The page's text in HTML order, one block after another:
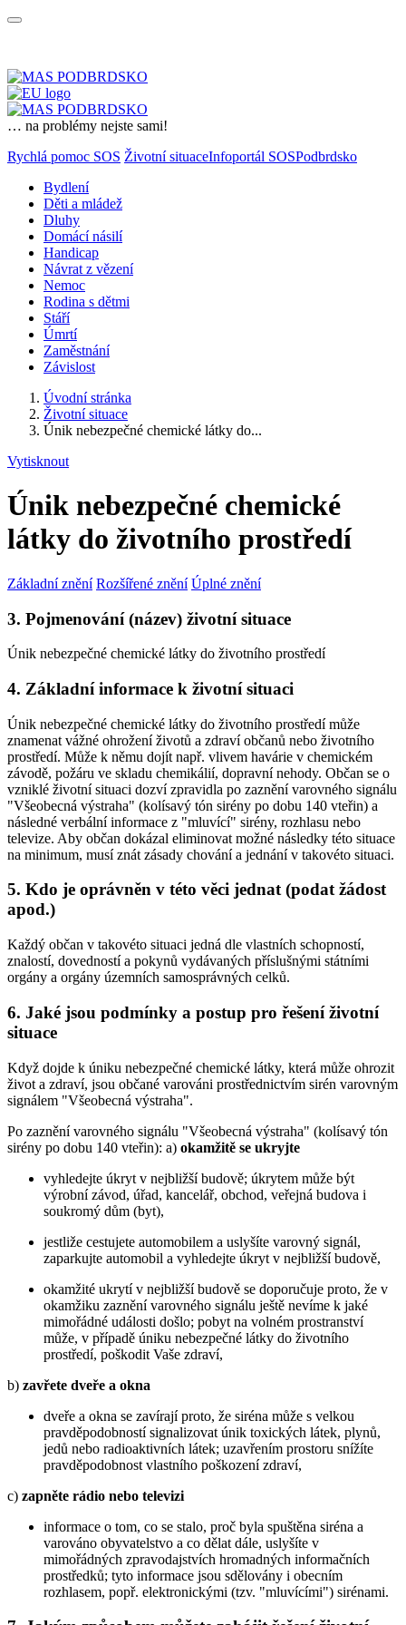
… na problémy nejste sami!
Rychlá pomoc SOS Životní situaceInfoportál SOSPodbrdsko
Bydlení
Děti a mládež
Dluhy
Domácí násilí
Handicap
Návrat z vězení
Nemoc
Rodina s dětmi
Stáří
Úmrtí
Zaměstnání
Závislost
Úvodní stránka
Životní situace
Únik nebezpečné chemické látky do...
Vytisknout
Únik nebezpečné chemické
látky do životního prostředí
Základní znění Rozšířené znění Úplné znění
3. Pojmenování (název) životní situace
Únik nebezpečné chemické látky do životního prostředí
4. Základní informace k životní situaci
Únik nebezpečné chemické látky do životního prostředí může
znamenat vážné ohrožení životů a zdraví občanů nebo životního
prostředí. Může k němu dojít např. vlivem havárie v chemickém
závodě, požáru ve skladu chemikálií, dopravní nehody. Občan se o
vzniklé životní situaci dozví zpravidla po zaznění varovného signálu
"Všeobecná výstraha" (kolísavý tón sirény po dobu 140 vteřin) a
následné verbální informace z "mluvící" sirény, rozhlasu nebo
televize. Aby občan dokázal eliminovat možné následky této situace
na minimum, musí znát zásady chování a jednání v takovéto situaci.
5. Kdo je oprávněn v této věci jednat (podat žádost
apod.)
Každý občan v takovéto situaci jedná dle vlastních schopností,
znalostí, dovedností a pokynů vydávaných příslušnými státními
orgány a orgány územních samosprávných celků.
6. Jaké jsou podmínky a postup pro řešení životní
situace
Když dojde k úniku nebezpečné chemické látky, která může ohrozit
život a zdraví, jsou občané varováni prostřednictvím sirén varovným
signálem "Všeobecná výstraha".
Po zaznění varovného signálu "Všeobecná výstraha" (kolísavý tón
sirény po dobu 140 vteřin): a) okamžitě se ukryjte
vyhledejte úkryt v nejbližší budově; úkrytem může být
výrobní závod, úřad, kancelář, obchod, veřejná budova i
soukromý dům (byt),
jestliže cestujete automobilem a uslyšíte varovný signál,
zaparkujte automobil a vyhledejte úkryt v nejbližší budově,
okamžité ukrytí v nejbližší budově se doporučuje proto, že v
okamžiku zaznění varovného signálu ještě nevíme k jaké
mimořádné události došlo; pobyt na volném prostranství
může, v případě úniku nebezpečné látky do životního
prostředí, poškodit Vaše zdraví,
b) zavřete dveře a okna
dveře a okna se zavírají proto, že siréna může s velkou
pravděpodobností signalizovat únik toxických látek, plynů,
jedů nebo radioaktivních látek; uzavřením prostoru snížíte
pravděpodobnost vlastního poškození zdraví,
c) zapněte rádio nebo televizi
informace o tom, co se stalo, proč byla spuštěna siréna a
varováno obyvatelstvo a co dělat dále, uslyšíte v
mimořádných zpravodajstvích hromadných informačních
prostředků; tyto informace jsou sdělovány i obecním
rozhlasem, popř. elektronickými (tzv. "mluvícími") sirénami.